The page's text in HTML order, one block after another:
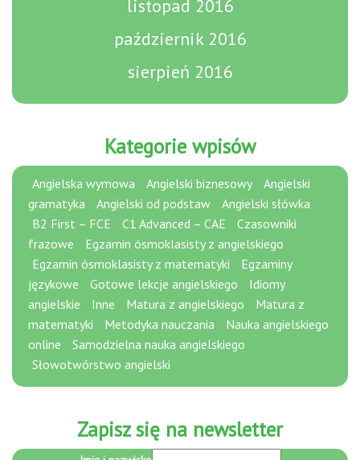
listopad 2016
październik 2016
sierpień 2016
Kategorie wpisów
Angielska wymowa Angielski biznesowy
Angielski
gramatyka
Angielski od podstaw
Angielski słówka
B2 First – FCE
C1 Advanced – CAE
Czasowniki
frazowe
Egzamin ósmoklasisty z angielskiego
Egzamin ósmoklasisty z matematyki
Egzaminy
językowe
Gotowe lekcje angielskiego
Idiomy
angielskie
Inne Matura z angielskiego
Matura z
matematyki
Metodyka nauczania
Nauka angielskiego
online
Samodzielna nauka angielskiego
Słowotwórstwo angielski
Zapisz się na newsletter